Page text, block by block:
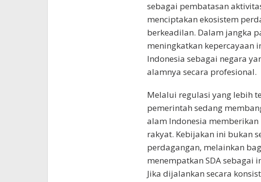
sebagai pembatasan
menciptakan ekosistem
berkeadilan. Dalam jangka
meningkatkan kepercayaan
Indonesia sebagai negara
alamnya secara profesional.
Melalui regulasi yang lebih
pemerintah sedang
alam Indonesia
rakyat. Kebijakan ini bukan
perdagangan, melainkan
menempatkan SDA sebagai
Jika dijalankan secara